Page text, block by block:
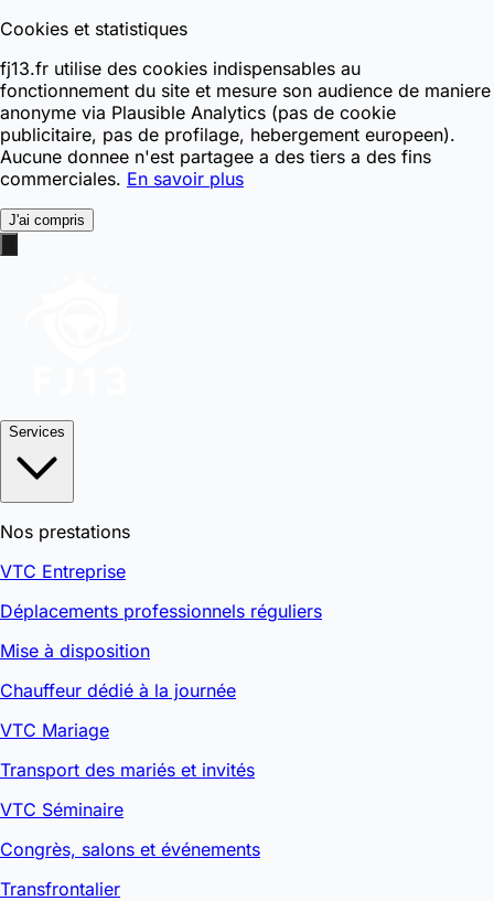
Cookies et statistiques
fj13.fr utilise des cookies indispensables au
fonctionnement du site et mesure son audience de maniere
anonyme via Plausible Analytics (pas de cookie
publicitaire, pas de profilage, hebergement europeen).
Aucune donnee n'est partagee a des tiers a des fins
commerciales. En savoir plus
J'ai compris
Services
Nos prestations
VTC Entreprise
Déplacements professionnels réguliers
Mise à disposition
Chauffeur dédié à la journée
VTC Mariage
Transport des mariés et invités
VTC Séminaire
Congrès, salons et événements
Transfrontalier